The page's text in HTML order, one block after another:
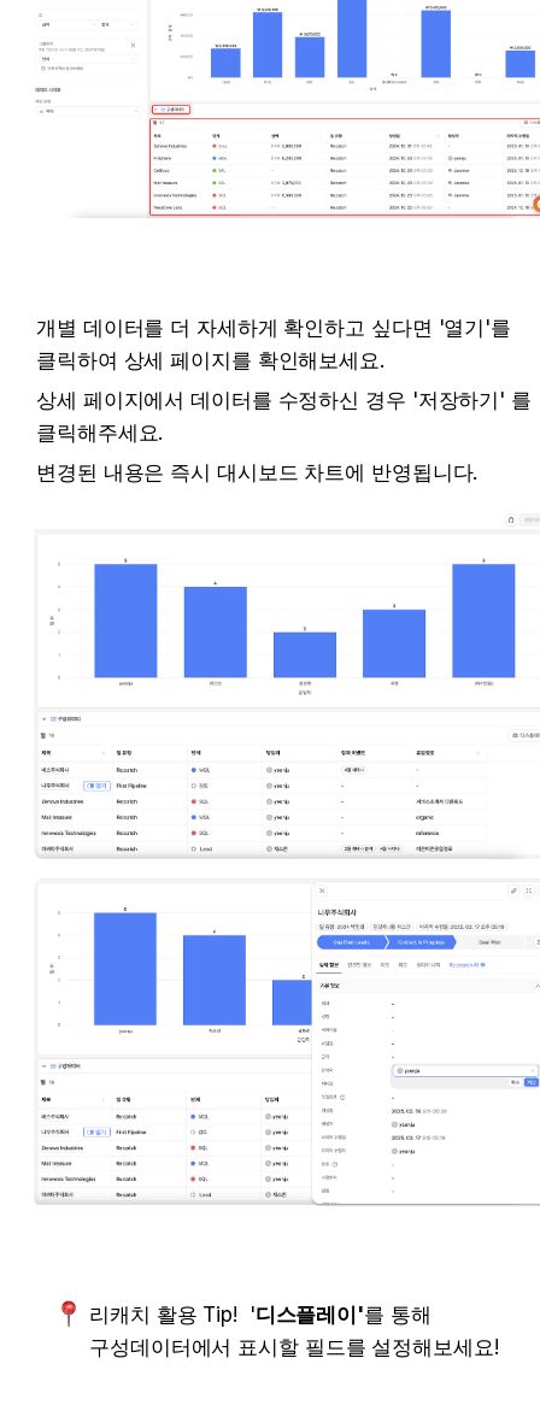
개별 데이터를 더 자세하게 확인하고 싶다면 '열기'를
클릭하여 상세 페이지를 확인해보세요.
상세 페이지에서 데이터를 수정하신 경우 '저장하기' 를
클릭해주세요.
변경된 내용은 즉시 대시보드 차트에 반영됩니다.
리캐치 활용 Tip!  '디스플레이'를 통해
구성데이터에서 표시할 필드를 설정해보세요!